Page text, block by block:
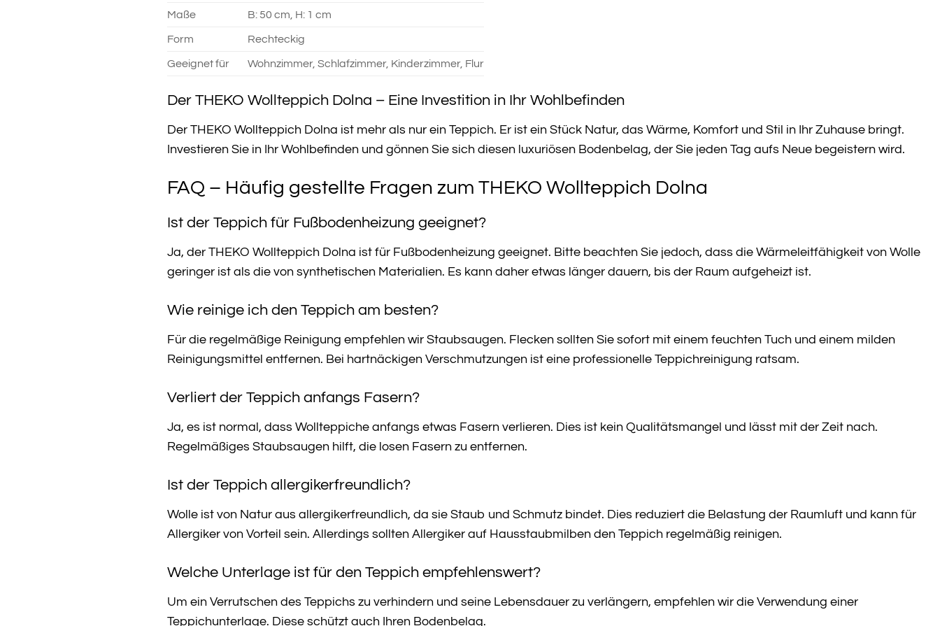
Maße B: 50 cm, H: 1 cm
Form Rechteckig
Geeignet für Wohnzimmer, Schlafzimmer, Kinderzimmer, Flur
Der THEKO Wollteppich Dolna – Eine Investition in Ihr Wohlbefinden
Der THEKO Wollteppich Dolna ist mehr als nur ein Teppich. Er ist ein Stück Natur, das Wärme, Komfort und Stil in Ihr Zuhause bringt.
Investieren Sie in Ihr Wohlbefinden und gönnen Sie sich diesen luxuriösen Bodenbelag, der Sie jeden Tag aufs Neue begeistern wird.
FAQ – Häufig gestellte Fragen zum THEKO Wollteppich Dolna
Ist der Teppich für Fußbodenheizung geeignet?
Ja, der THEKO Wollteppich Dolna ist für Fußbodenheizung geeignet. Bitte beachten Sie jedoch, dass die Wärmeleitfähigkeit von Wolle
geringer ist als die von synthetischen Materialien. Es kann daher etwas länger dauern, bis der Raum aufgeheizt ist.
Wie reinige ich den Teppich am besten?
Für die regelmäßige Reinigung empfehlen wir Staubsaugen. Flecken sollten Sie sofort mit einem feuchten Tuch und einem milden
Reinigungsmittel entfernen. Bei hartnäckigen Verschmutzungen ist eine professionelle Teppichreinigung ratsam.
Verliert der Teppich anfangs Fasern?
Ja, es ist normal, dass Wollteppiche anfangs etwas Fasern verlieren. Dies ist kein Qualitätsmangel und lässt mit der Zeit nach.
Regelmäßiges Staubsaugen hilft, die losen Fasern zu entfernen.
Ist der Teppich allergikerfreundlich?
Wolle ist von Natur aus allergikerfreundlich, da sie Staub und Schmutz bindet. Dies reduziert die Belastung der Raumluft und kann für
Allergiker von Vorteil sein. Allerdings sollten Allergiker auf Hausstaubmilben den Teppich regelmäßig reinigen.
Welche Unterlage ist für den Teppich empfehlenswert?
Um ein Verrutschen des Teppichs zu verhindern und seine Lebensdauer zu verlängern, empfehlen wir die Verwendung einer
Teppichunterlage. Diese schützt auch Ihren Bodenbelag.